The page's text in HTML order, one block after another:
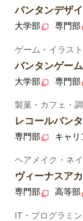
バンタンデザ
大学部 専門部
ゲーム・イラス
バンタンゲー
大学部 専門部
製菓・カフェ・
レコールバン
専門部 キャリ
ヘアメイク・ネ
ヴィーナスア
専門部 高等部
IT・プログラミ